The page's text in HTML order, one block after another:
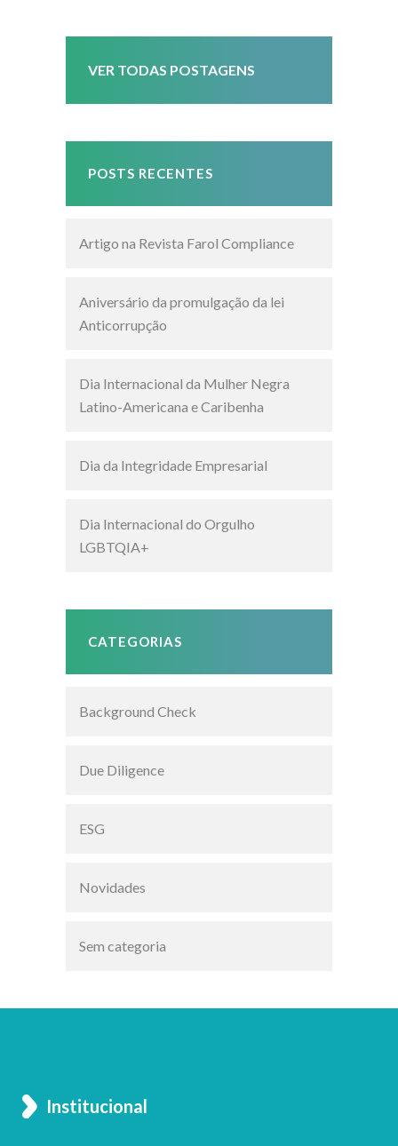
VER TODAS POSTAGENS
POSTS RECENTES
Artigo na Revista Farol Compliance
Aniversário da promulgação da lei
Anticorrupção
Dia Internacional da Mulher Negra
Latino-Americana e Caribenha
Dia da Integridade Empresarial
Dia Internacional do Orgulho
LGBTQIA+
CATEGORIAS
Background Check
Due Diligence
ESG
Novidades
Sem categoria
Institucional